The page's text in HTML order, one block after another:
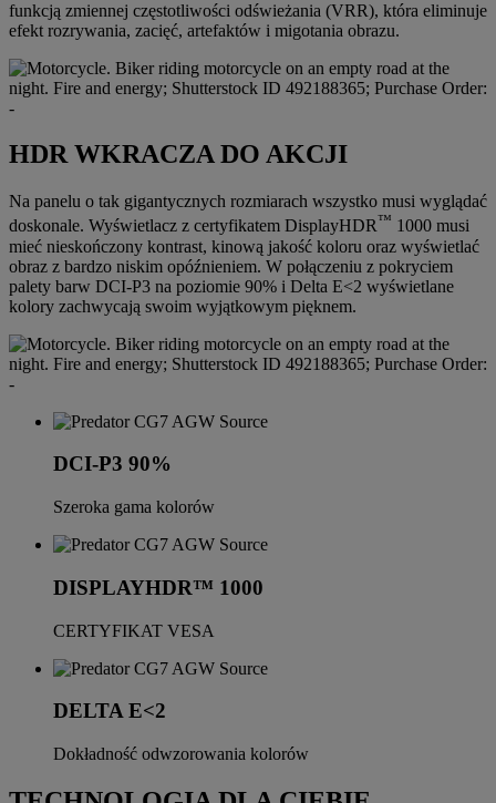
funkcją zmiennej częstotliwości odświeżania (VRR), która eliminuje
efekt rozrywania, zacięć, artefaktów i migotania obrazu.
HDR WKRACZA DO AKCJI
Na panelu o tak gigantycznych rozmiarach wszystko musi wyglądać
doskonale. Wyświetlacz z certyfikatem DisplayHDR™ 1000 musi
mieć nieskończony kontrast, kinową jakość koloru oraz wyświetlać
obraz z bardzo niskim opóźnieniem. W połączeniu z pokryciem
palety barw DCI-P3 na poziomie 90% i Delta E<2 wyświetlane
kolory zachwycają swoim wyjątkowym pięknem.
DCI-P3 90%
Szeroka gama kolorów
DISPLAYHDR™ 1000
CERTYFIKAT VESA
DELTA E<2
Dokładność odwzorowania kolorów